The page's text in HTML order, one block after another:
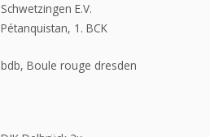
Schwetzingen E.V.
Pétanquistan, 1. BCK
bdb, Boule rouge dresden